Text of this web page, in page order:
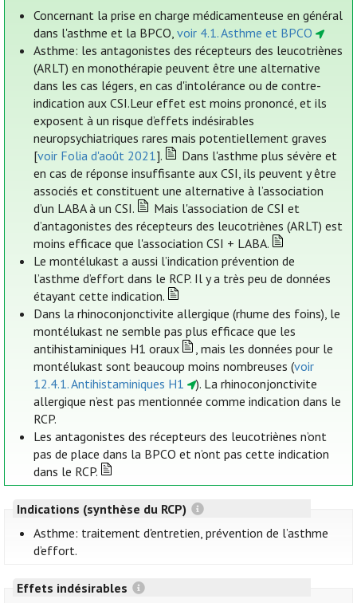
Concernant la prise en charge médicamenteuse en général
dans l'asthme et la BPCO,voir 4.1. Asthme et BPCO
Asthme: les antagonistes des récepteurs des leucotriènes
(ARLT) en monothérapie peuvent être une alternative
dans les cas légers, en cas d'intolérance ou de contre-
indication aux CSI.Leur effet est moins prononcé, et ils
exposent à un risque d’effets indésirables
neuropsychiatriques rares mais potentiellement graves
[voir Folia d'août 2021].
Dans l'asthme plus sévère et
en cas de réponse insuffisante aux CSI, ils peuvent y être
associés et constituent une alternative à l’association
d’un LABA à un CSI.
Mais l'association de CSI et
d’antagonistes des récepteurs des leucotriènes (ARLT) est
moins efficace que l'association CSI + LABA.
Le montélukast a aussi l’indication prévention de
l’asthme d’effort dans le RCP. Il y a très peu de données
étayant cette indication.
Dans la rhinoconjonctivite allergique (rhume des foins), le
montélukast ne semble pas plus efficace que les
antihistaminiques H1 oraux
, mais les données pour le
montélukast sont beaucoup moins nombreuses (voir
12.4.1. Antihistaminiques H1
). La rhinoconjonctivite
allergique n’est pas mentionnée comme indication dans le
RCP.
Les antagonistes des récepteurs des leucotriènes n’ont
pas de place dans la BPCO et n’ont pas cette indication
dans le RCP.
Indications (synthèse du RCP)
Asthme: traitement d'entretien, prévention de l’asthme
d’effort.
Effets indésirables